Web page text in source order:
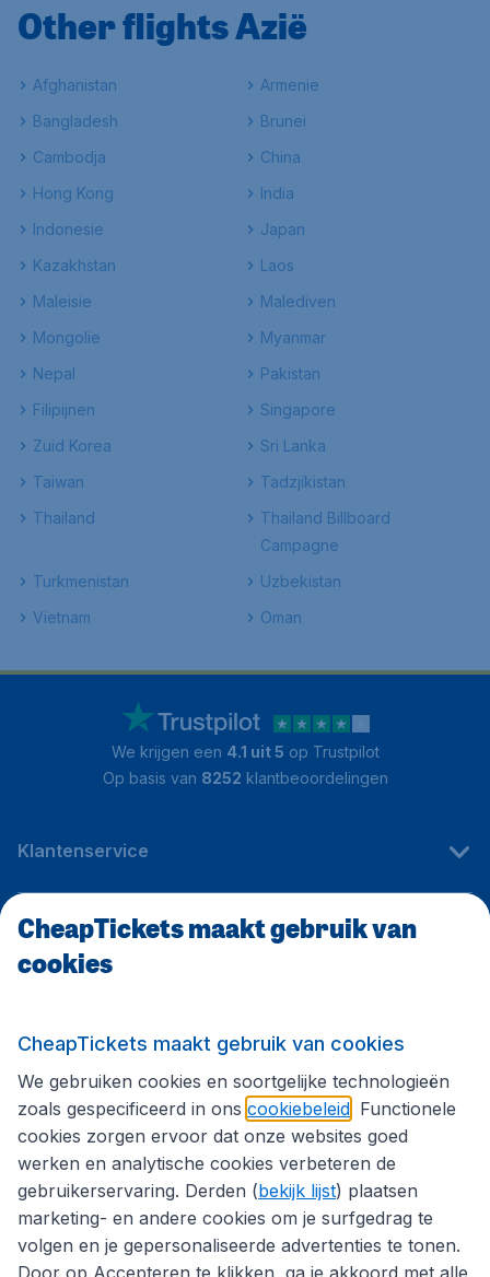
Other flights Azië
Afghanistan
Armenie
Bangladesh
Brunei
Cambodja
China
Hong Kong
India
Indonesie
Japan
Kazakhstan
Laos
Maleisie
Malediven
Mongolie
Myanmar
Nepal
Pakistan
Filipijnen
Singapore
Zuid Korea
Sri Lanka
Taiwan
Tadzjikistan
Thailand
Thailand Billboard
Campagne
Turkmenistan
Uzbekistan
Vietnam
Oman
We krijgen een 4.1 uit 5 op Trustpilot
Op basis van 8252 klantbeoordelingen
Klantenservice
CheapTickets.be
Volg CheapTickets.be
CheapTickets maakt gebruik van
cookies
CheapTickets maakt gebruik van cookies
We gebruiken cookies en soortgelijke technologieën
zoals gespecificeerd in ons cookiebeleid . Functionele
cookies zorgen ervoor dat onze websites goed
werken en analytische cookies verbeteren de
gebruikerservaring. Derden (bekijk lijst) plaatsen
marketing- en andere cookies om je surfgedrag te
volgen en je gepersonaliseerde advertenties te tonen.
Door op Accepteren te klikken, ga je akkoord met alle